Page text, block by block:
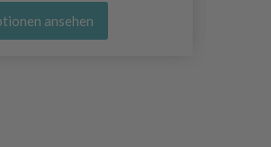
ansehen